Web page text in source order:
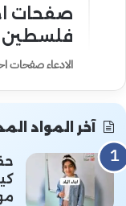
صفحات
فلسطين
الادعاء صفحات
آخر المواد